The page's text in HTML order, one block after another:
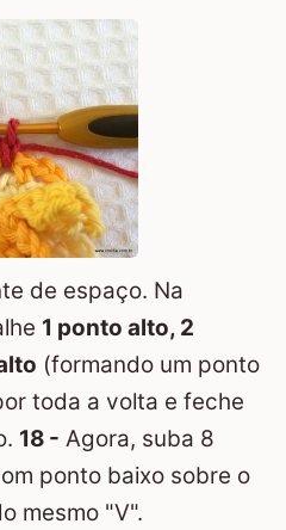
de espaço. Na
1 ponto alto, 2
(formando um ponto
toda a volta e feche
18 - Agora, suba 8
ponto baixo sobre o
mesmo "V".